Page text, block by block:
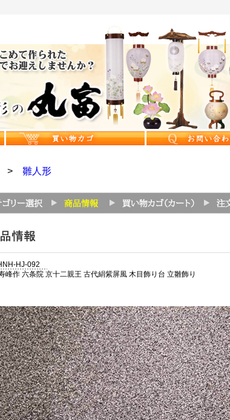
雛人形
HJ-092
峰作 六条院 京十二親王 古代絹紫屏風 木目飾り台 立雛飾り